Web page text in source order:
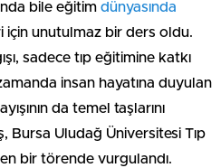
bile eğitim dünyasında
için unutulmaz bir ders oldu.
sadece tıp eğitimine katkı
insan hayatına duyulan
da temel taşlarını
Bursa Uludağ Üniversitesi Tıp
bir törende vurgulandı.